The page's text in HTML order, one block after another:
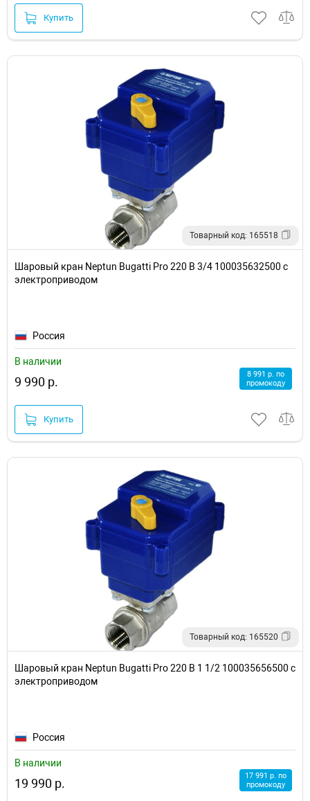
Купить
Товарный код: 165518
Шаровый кран Neptun Bugatti Pro 220 В 3/4 100035632500 с
электроприводом
Россия
В наличии
9 990 р.
8 991 р. по
промокоду
Купить
Товарный код: 165520
Шаровый кран Neptun Bugatti Pro 220 В 1 1/2 100035656500 с
электроприводом
Россия
В наличии
19 990 р.
17 991 р. по
промокоду